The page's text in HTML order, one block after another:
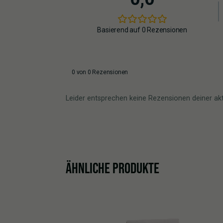
Basierend auf 0 Rezensionen
0 von 0 Rezensionen
Leider entsprechen keine Rezensionen deiner
ÄHNLICHE PRODUKTE